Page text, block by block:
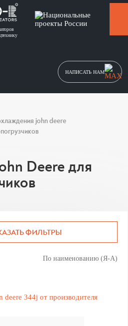
НАПИСАТЬ НАМ
john deere
Deere для
ФИЛЬТРЫ
По наименованию (Я-А)